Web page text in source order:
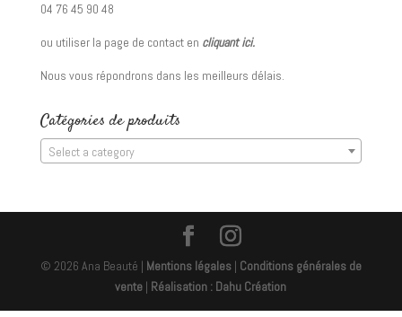
04 76 45 90 48
ou utiliser la page de contact en cliquant ici.
Nous vous répondrons dans les meilleurs délais.
Catégories de produits
Select a category
© 2026 Ana Beauté | Mentions légales| Conditions générales de
vente | Réalisation : Dahu Création